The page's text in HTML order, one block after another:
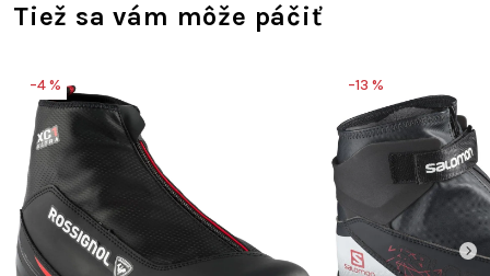
Tiež sa vám môže páčiť
–4 % –13 %